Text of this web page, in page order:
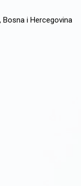
Bosna i Hercegovina